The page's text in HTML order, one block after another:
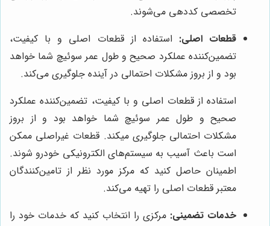
تخصصی کددهی می‌شوند.
قطعات اصلی: استفاده از قطعات اصلی و با کیفیت،
تضمین‌کننده عملکرد صحیح و طول عمر سوئیچ شما خواهد
بود و از بروز مشکلات احتمالی در آینده جلوگیری می‌کند.
استفاده از قطعات اصلی و با کیفیت، تضمین‌کننده عملکرد
صحیح و طول عمر سوئیچ شما خواهد بود و از بروز
مشکلات احتمالی جلوگیری میکند. قطعات غیراصلی ممکن
است باعث آسیب به سیستم‌های الکترونیکی خودرو شوند.
اطمینان حاصل کنید که مرکز مورد نظر از تامین‌کنندگان
معتبر قطعات اصلی را تهیه می‌کند.
خدمات تضمینی: مرکزی را انتخاب کنید که خدمات خود را